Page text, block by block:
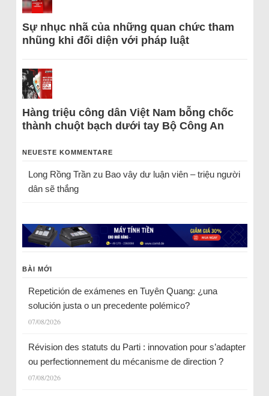
Sự nhục nhã của những quan chức tham
nhũng khi đối diện với pháp luật
Hàng triệu công dân Việt Nam bỗng chốc
thành chuột bạch dưới tay Bộ Công An
NEUESTE KOMMENTARE
Long Rồng Trầnzu Bao vây dư luận viên – triệu người
dân sẽ thắng
BÀI MỚI
Repetición de exámenes en Tuyên Quang: ¿una
solución justa o un precedente polémico?
07/08/2026
Révision des statuts du Parti : innovation pour s’adapter
ou perfectionnement du mécanisme de direction ?
07/08/2026